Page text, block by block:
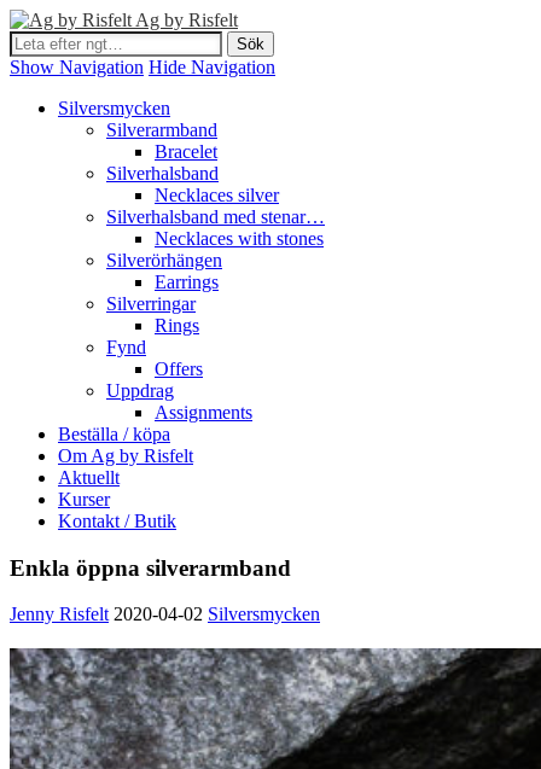
Ag by Risfelt
Show Navigation Hide Navigation
Silversmycken
Silverarmband
Bracelet
Silverhalsband
Necklaces silver
Silverhalsband med stenar…
Necklaces with stones
Silverörhängen
Earrings
Silverringar
Rings
Fynd
Offers
Uppdrag
Assignments
Beställa / köpa
Om Ag by Risfelt
Aktuellt
Kurser
Kontakt / Butik
Enkla öppna silverarmband
Jenny Risfelt 2020-04-02 Silversmycken